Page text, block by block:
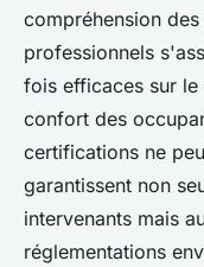
compréhension
professionnels
fois efficaces sur le
confort des
certifications ne
garantissent non
intervenants mais
réglementations